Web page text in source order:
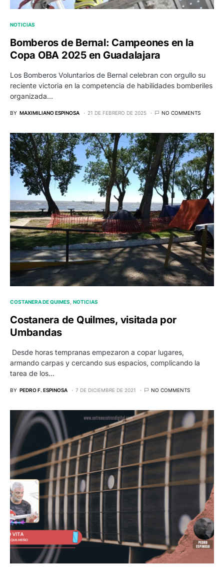
NOTICIAS
Bomberos de Bernal: Campeones en la
Copa OBA 2025 en Guadalajara
Los Bomberos Voluntarios de Bernal celebran con orgullo su
reciente victoria en la competencia de habilidades bomberiles
organizada…
BY MAXIMILIANO ESPINOSA 21 DE FEBRERO DE 2025 NO COMMENTS
COSTANERA DE QUIMES NOTICIAS
Costanera de Quilmes, visitada por
Umbandas
Desde horas tempranas empezaron a copar lugares,
armando carpas y cercando sus espacios, complicando la
tarea de los…
BY PEDRO F. ESPINOSA 7 DE DICIEMBRE DE 2021 NO COMMENTS